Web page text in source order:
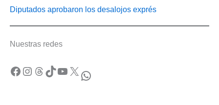
Diputados aprobaron los desalojos exprés
Nuestras redes
Facebook Instagram Threads TikTok YouTube X WhatsApp